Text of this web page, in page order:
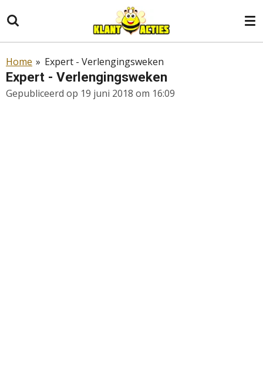
direct
naar
hoofdinhoud
Home » Expert - Verlengingsweken
Expert - Verlengingsweken
Gepubliceerd op 19 juni 2018 om 16:09